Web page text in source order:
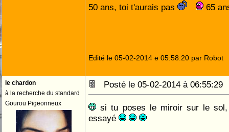
50 ans, toi t'aurais pas
65
Edité le 05-02-2014 e 05:58:20 par Robot
le chardon
à la recherche du standard
Gourou Pigeonneux
Posté le 05-02-2014 à
si tu poses le miroir sur le sol,
essayé